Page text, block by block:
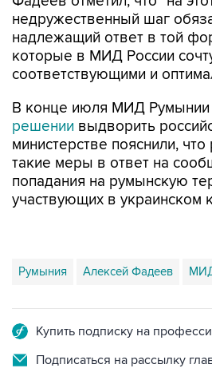
недружественный шаг
надлежащий ответ в той
которые в МИД России
соответствующими и
В конце июля МИД Румынии
решении выдворить
министерстве пояснили,
такие меры в ответ на
попадания на румынскую
участвующих в украинском
Румыния Алексей Фадеев
Купить подписку на
Подписаться на рассылку